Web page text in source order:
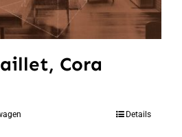
Cora
Details